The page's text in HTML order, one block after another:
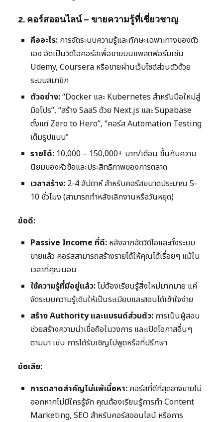
2. คอร์สออนไลน์ – ขายความรู้ที่เชี่ยวชาญ
คืออะไร: การจัดระบบความรู้และทักษะเฉพาะทางของตัว
เอง อัดเป็นวิดีโอคอร์สเพื่อขายบนแพลตฟอร์มเช่น
Udemy, Coursera หรือขายผ่านเว็บไซต์ส่วนตัวด้วย
ระบบสมาชิก
ตัวอย่าง:“Docker และ Kubernetes สำหรับมือใหม่สู่
มือโปร”, “สร้าง SaaS ด้วย Next.js และ Supabase
ตั้งแต่ Zero to Hero”, “คอร์ส Automation Testing
เต็มรูปแบบ”
รายได้: 10,000 – 150,000+ บาท/เดือน ขึ้นกับความ
นิยมของหัวข้อและประสิทธิภาพของการตลาด
เวลาสร้าง: 2-4 สัปดาห์ สำหรับคอร์สขนาดประมาณ 5-
10 ชั่วโมง (สามารถทำหลังเลิกงานหรือวันหยุด)
ข้อดี:
Passive Income ที่ดี: หลังจากอัดวิดีโอและตั้งระบบ
ขายแล้ว คอร์สสามารถสร้างรายได้ให้คุณได้เรื่อยๆ แม้ใน
เวลาที่คุณนอน
ใช้ความรู้ที่มีอยู่แล้ว:ไม่ต้องเรียนรู้สิ่งใหม่มากมาย แค่
จัดระบบความรู้เดิมให้เป็นระเบียบและสอนได้เข้าใจง่าย
สร้าง Authority และแบรนด์ส่วนตัว: การเป็นผู้สอน
ช่วยสร้างความน่าเชื่อถือในวงการ และเปิดโอกาสอื่นๆ
ตามมา เช่น การได้รับเชิญไปพูดหรือที่ปรึกษา
ข้อเสีย:
การตลาดสำคัญไม่แพ้เนื้อหา: คอร์สที่ดีที่สุดอาจขายไม่
ออกหากไม่มีใครรู้จัก คุณต้องเรียนรู้การทำ Content
Marketing, SEO สำหรับคอร์สออนไลน์ หรือการ